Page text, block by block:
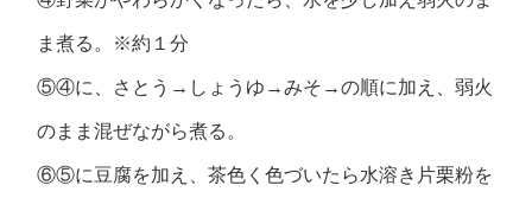
ま煮る。※約１分
⑤④に、さとう→しょうゆ→みそ→の順に加え、弱火
のまま混ぜながら煮る。
⑥⑤に豆腐を加え、茶色く色づいたら水溶き片栗粉を